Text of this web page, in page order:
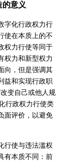
的意义
字化行政权力行
使在本质上的不
权力行使等同于
权力和新型权力
向，但是强调其
益和实现行政职
变自己或他人规
行政权力行使类
面评价，以避免
行使与违法滥权
有本质不同：前